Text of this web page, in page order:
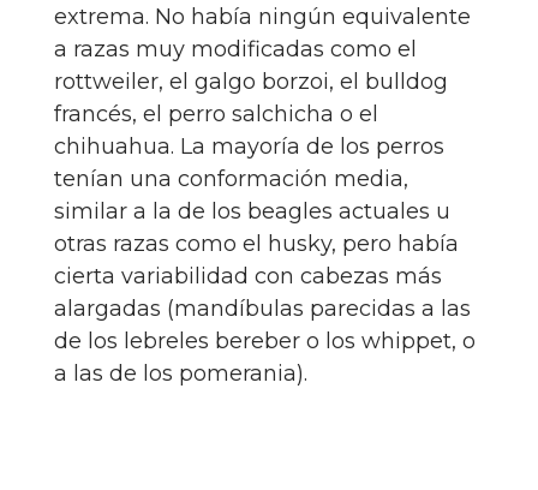
extrema. No había ningún equivalente
a razas muy modificadas como el
rottweiler, el galgo borzoi, el bulldog
francés, el perro salchicha o el
chihuahua. La mayoría de los perros
tenían una conformación media,
similar a la de los beagles actuales u
otras razas como el husky, pero había
cierta variabilidad con cabezas más
alargadas (mandíbulas parecidas a las
de los lebreles bereber o los whippet, o
a las de los pomerania).